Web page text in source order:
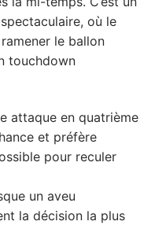
où le
le ballon
touchdown
attaque en quatrième
et préfère
pour reculer
un aveu
la décision la plus